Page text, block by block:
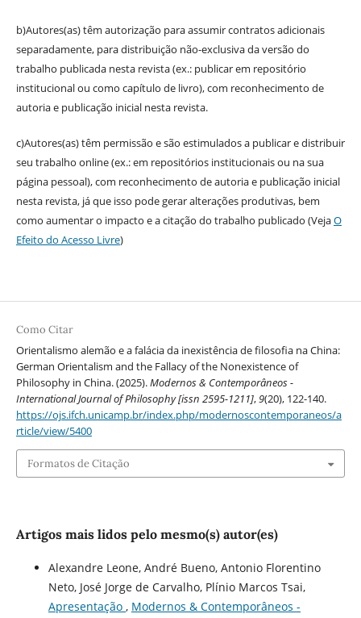
b)Autores(as) têm autorização para assumir contratos adicionais
separadamente, para distribuição não-exclusiva da versão do
trabalho publicada nesta revista (ex.: publicar em repositório
institucional ou como capítulo de livro), com reconhecimento de
autoria e publicação inicial nesta revista.
c)Autores(as) têm permissão e são estimulados a publicar e distribuir
seu trabalho online (ex.: em repositórios institucionais ou na sua
página pessoal), com reconhecimento de autoria e publicação inicial
nesta revista, já que isso pode gerar alterações produtivas, bem
como aumentar o impacto e a citação do trabalho publicado (VejaO
Efeito do Acesso Livre)
Como Citar
Orientalismo alemão e a falácia da inexistência de filosofia na China:
German Orientalism and the Fallacy of the Nonexistence of
Philosophy in China. (2025).Modernos & Contemporâneos -
International Journal of Philosophy [issn 2595-1211],9(20), 122-140.
https://ojs.ifch.unicamp.br/index.php/modernoscontemporaneos/a
rticle/view/5400
Formatos de Citação
Artigos mais lidos pelo mesmo(s) autor(es)
Alexandre Leone, André Bueno, Antonio Florentino
Neto, José Jorge de Carvalho, Plínio Marcos Tsai,
Apresentação , Modernos & Contemporâneos -